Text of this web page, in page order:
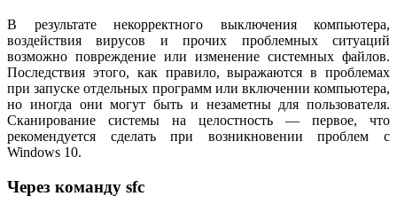
В результате некорректного выключения компьютера,
воздействия вирусов и прочих проблемных ситуаций
возможно повреждение или изменение системных файлов.
Последствия этого, как правило, выражаются в проблемах
при запуске отдельных программ или включении компьютера,
но иногда они могут быть и незаметны для пользователя.
Сканирование системы на целостность — первое, что
рекомендуется сделать при возникновении проблем с
Windows 10.
Через команду sfc